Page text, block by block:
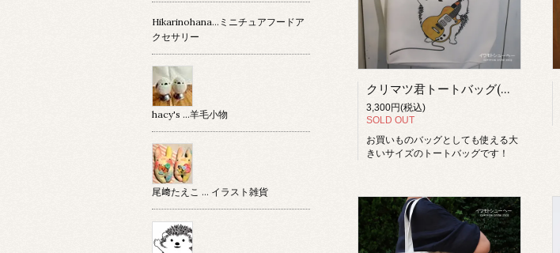
クリマツ君トートバッグ(ギター)【イワモトシューヘー】
3,300円(税込)
SOLD OUT
お買いものバッグとしても使える大
きいサイズのトートバッグです！
Hikarinohana…ミニチュアフードア
クセサリー
hacy's …羊毛小物
尾﨑たえこ … イラスト雑貨